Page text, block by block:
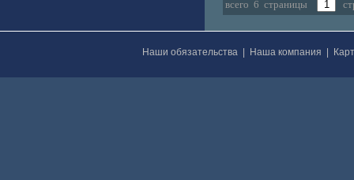
всего 6 страницы
Наши обязательства Наша компания